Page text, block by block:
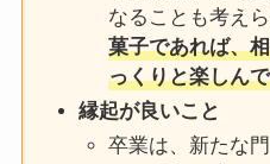
なることも考え
菓子であれば、
っくりと楽しん
縁起が良いこと
卒業は、新たな